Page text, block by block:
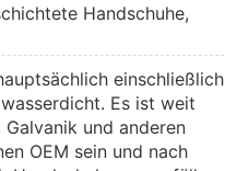
Handschuhe,
einschließlich
Es ist weit
und anderen
OEM sein und nach